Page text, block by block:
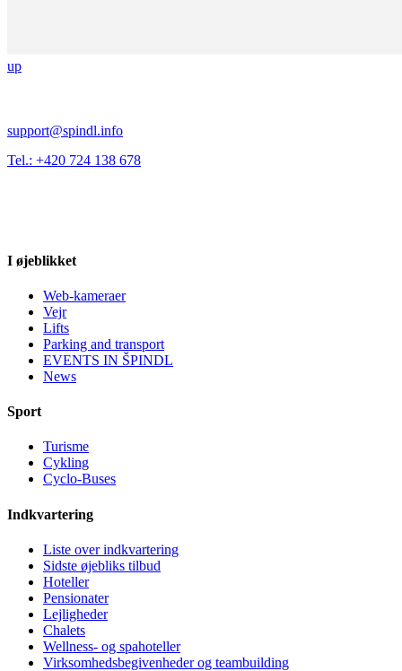
up
support@spindl.info
Tel.: +420 724 138 678
I øjeblikket
Web-kameraer
Vejr
Lifts
Parking and transport
EVENTS IN ŠPINDL
News
Sport
Turisme
Cykling
Cyclo-Buses
Indkvartering
Liste over indkvartering
Sidste øjebliks tilbud
Hoteller
Pensionater
Lejligheder
Chalets
Wellness- og spahoteller
Virksomhedsbegivenheder og teambuilding